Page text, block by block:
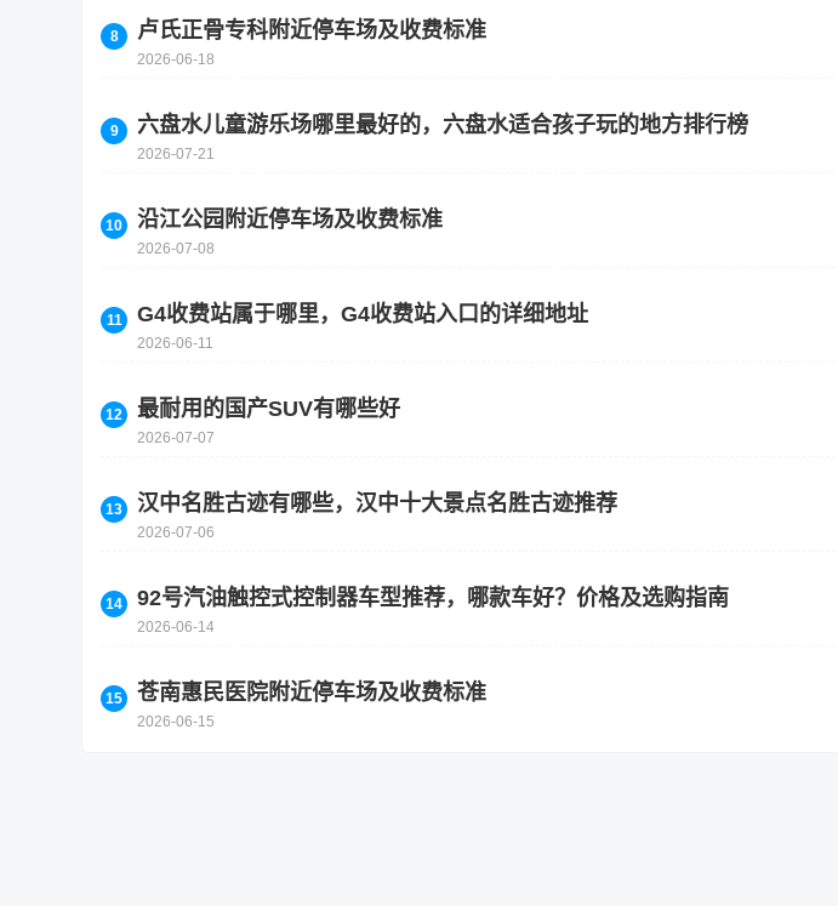
卢氏正骨专科附近停车场及收费标准
2026-06-18
六盘水儿童游乐场哪里最好的，六盘水适合孩子玩的地方排行榜
2026-07-21
沿江公园附近停车场及收费标准
2026-07-08
G4收费站属于哪里，G4收费站入口的详细地址
2026-06-11
最耐用的国产SUV有哪些好
2026-07-07
汉中名胜古迹有哪些，汉中十大景点名胜古迹推荐
2026-07-06
92号汽油触控式控制器车型推荐，哪款车好？价格及选购指南
2026-06-14
苍南惠民医院附近停车场及收费标准
2026-06-15